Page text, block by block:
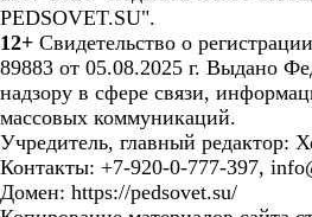
PEDSOVET.SU".
12+ Свидетельство о
89883 от 05.08.2025 г. Выдано
надзору в сфере связи,
массовых коммуникаций.
Учредитель, главный редактор:
Контакты: +7-920-0-777-397,
Домен: https://pedsovet.su/